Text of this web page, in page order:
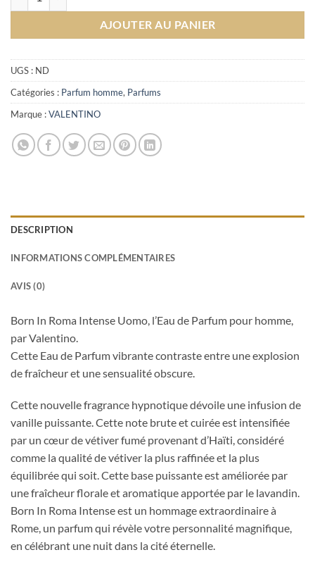
AJOUTER AU PANIER
UGS : ND
Catégories : Parfum homme, Parfums
Marque :VALENTINO
DESCRIPTION
INFORMATIONS COMPLÉMENTAIRES
AVIS (0)
Born In Roma Intense Uomo, l’Eau de Parfum pour homme,
par Valentino.
Cette Eau de Parfum vibrante contraste entre une explosion
de fraîcheur et une sensualité obscure.
Cette nouvelle fragrance hypnotique dévoile une infusion de
vanille puissante.Cette note brute et cuirée est intensifiée
par un cœur de vétiver fumé provenant d’Haïti, considéré
comme la qualité de vétiver la plus raffinée et la plus
équilibrée qui soit.Cette base puissante est améliorée par
une fraîcheur florale et aromatique apportée par le lavandin.
Born In Roma Intense est un hommage extraordinaire à
Rome, un parfum qui révèle votre personnalité magnifique,
en célébrant une nuit dans la cité éternelle.